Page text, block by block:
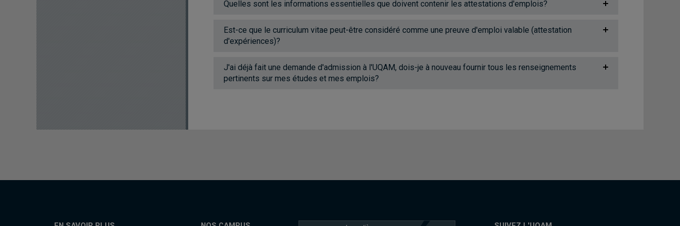
Quelles sont les informations essentielles que doivent contenir les attestations d'emplois?
Est-ce que le curriculum vitae peut-être considéré comme une preuve d'emploi valable (attestation
d'expériences)?
J'ai déjà fait une demande d'admission à l'UQAM, dois-je à nouveau fournir tous les renseignements
pertinents sur mes études et mes emplois?